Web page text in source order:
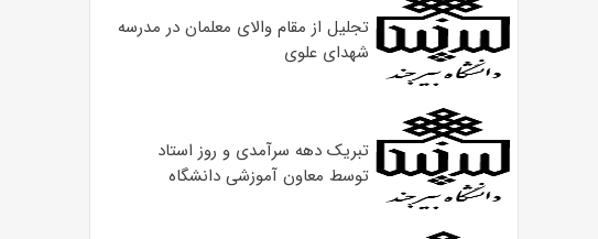
تجلیل از مقام والای معلمان در مدرسه
شهدای علوی
تبریک دهه سرآمدی و روز استاد
توسط معاون آموزشی دانشگاه